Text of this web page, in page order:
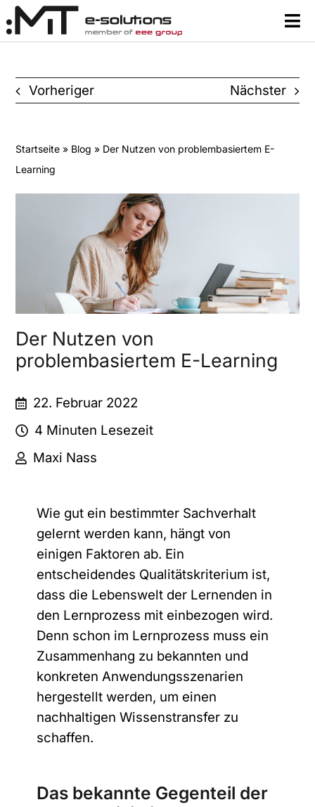
Zum
Inhalt
Lernsysteme & Tools
Ressourcen
Vorheriger Nächster
Startseite » Blog » Der Nutzen von problembasiertem E-
Learning
Der Nutzen von
problembasiertem E-Learning
22. Februar 2022
4 Minuten Lesezeit
Maxi Nass
Wie gut ein bestimmter Sachverhalt
gelernt werden kann, hängt von
einigen Faktoren ab. Ein
entscheidendes Qualitätskriterium ist,
dass die Lebenswelt der Lernenden in
den Lernprozess mit einbezogen wird.
Denn schon im Lernprozess muss ein
Zusammenhang zu bekannten und
konkreten Anwendungsszenarien
hergestellt werden, um einen
nachhaltigen Wissenstransfer zu
schaffen.
Das bekannte Gegenteil der